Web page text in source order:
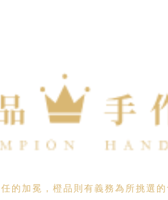
的加冕，橙品則有義務為所挑選